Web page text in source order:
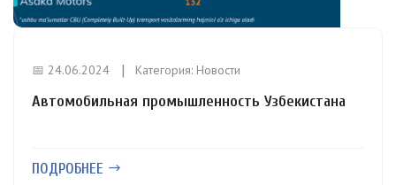
📅 24.06.2024 Категория: Новости
Автомобильная промышленность Узбекистана
ПОДРОБНЕЕ